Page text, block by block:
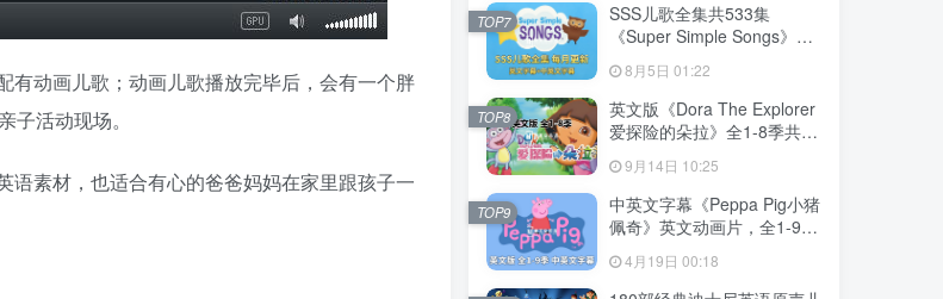
有动画儿歌；动画儿歌播放完毕后，会有一个胖
活动现场。
素材，也适合有心的爸爸妈妈在家里跟孩子一
SSS儿歌全集共533集
《Super Simple Songs》
1080P高清视频带英文字幕
+中英文字幕+配套音频
MP3，百度网盘下载！
8月5日 01:22
TOP7
英文版《Dora The Explorer
爱探险的朵拉》全1-8季共
173集，带英文字幕和配套音
频MP3，百度网盘下载！
9月14日 10:25
TOP8
中英文字幕《Peppa Pig小猪
佩奇》英文动画片，全1-9季
共415集，1080P高清视频，
带配套音频MP3，百度网盘
4月19日 00:18
TOP9